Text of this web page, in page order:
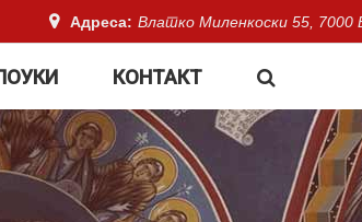
Адреса: Влатко Миленкоски 55, 7000
КОНТАКТ